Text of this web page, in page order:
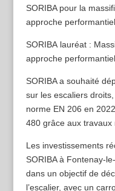
SORIBA pour la
approche
SORIBA lauréat :
approche
SORIBA a souhaité
sur les escaliers
norme EN 206 en
480 grâce aux travaux
Les investissements
SORIBA à Fontenay-
dans un objectif de
l’escalier, avec un